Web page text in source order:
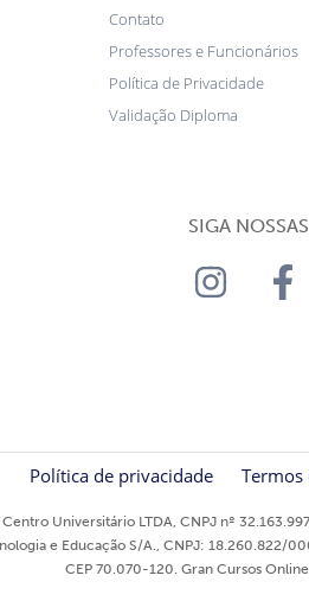
Contato
Professores e Funcionários
Política de Privacidade
Validação Diploma
SIGA
Política de privacidade Termos
Universitário LTDA, CNPJ nº
e Educação S/A., CNPJ: 18.260.822/
CEP 70.070-120. Gran Cursos